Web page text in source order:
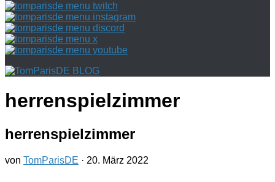
herrenspielzimmer
herrenspielzimmer
von TomParisDE · 20. März 2022